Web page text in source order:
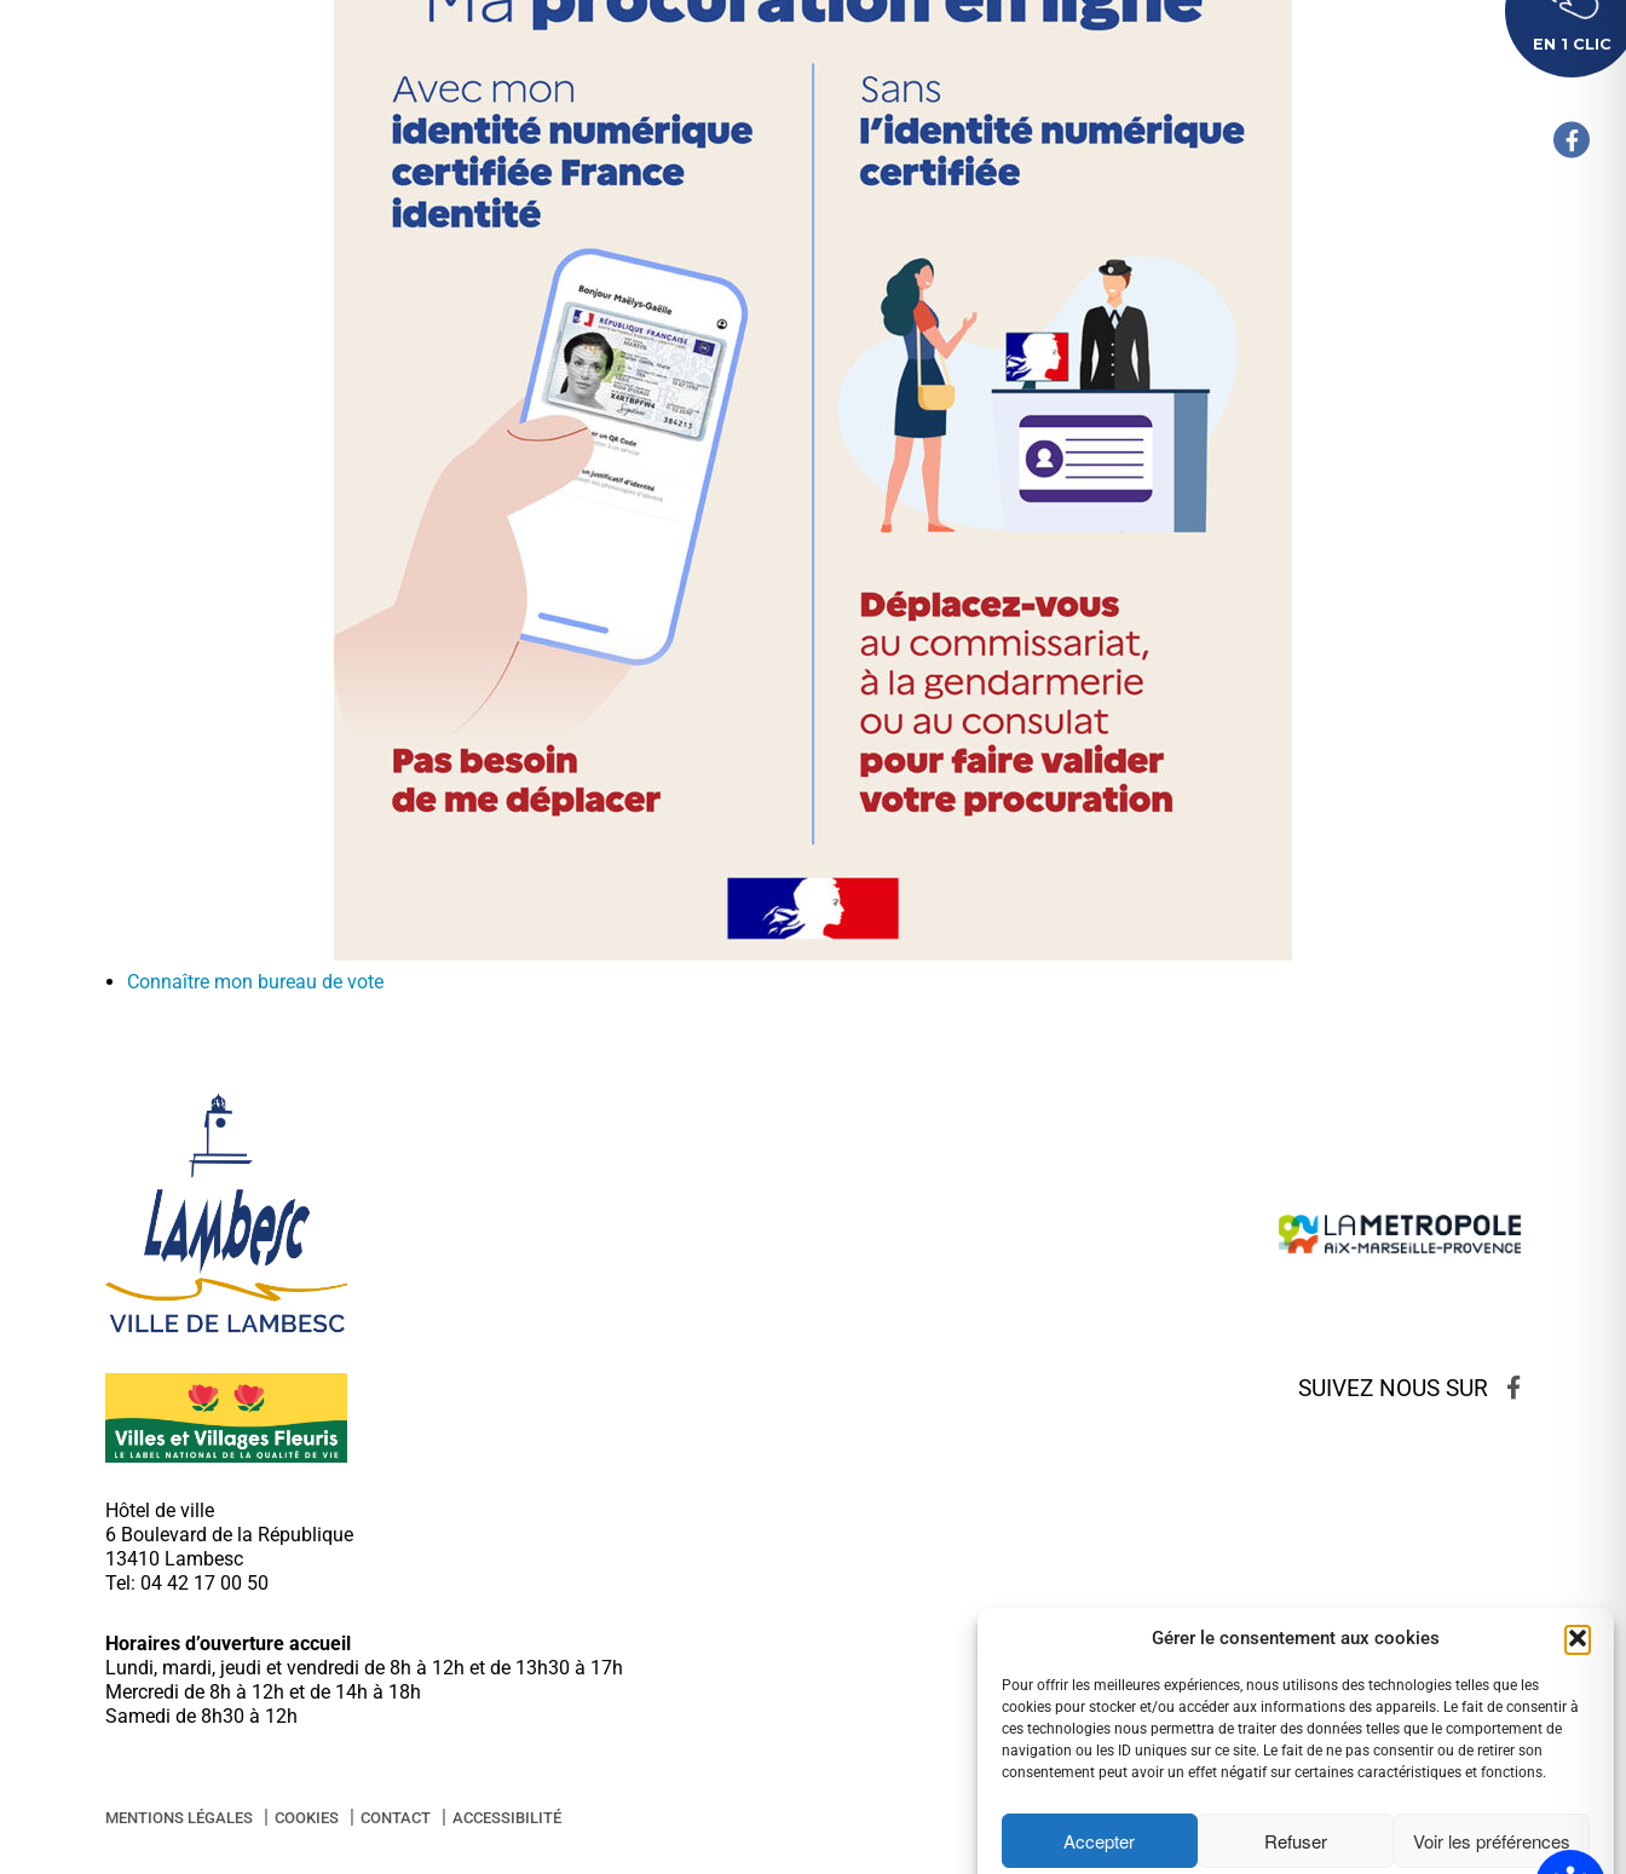
Gérer le consentement aux cookies
Pour offrir les meilleures expériences, nous utilisons des technologies telles que les
cookies pour stocker et/ou accéder aux informations des appareils. Le fait de consentir à
ces technologies nous permettra de traiter des données telles que le comportement de
navigation ou les ID uniques sur ce site. Le fait de ne pas consentir ou de retirer son
consentement peut avoir un effet négatif sur certaines caractéristiques et fonctions.
Accepter Refuser Voir les préférences
EN 1 CLIC
Connaître mon bureau de vote
Hôtel de ville
6 Boulevard de la République
13410 Lambesc
Tel: 04 42 17 00 50
Horaires d’ouverture accueil
Lundi, mardi, jeudi et vendredi de 8h à 12h et de 13h30 à 17h
Mercredi de 8h à 12h et de 14h à 18h
Samedi de 8h30 à 12h
SUIVEZ NOUS SUR
MENTIONS LÉGALES COOKIES CONTACT ACCESSIBILITÉ